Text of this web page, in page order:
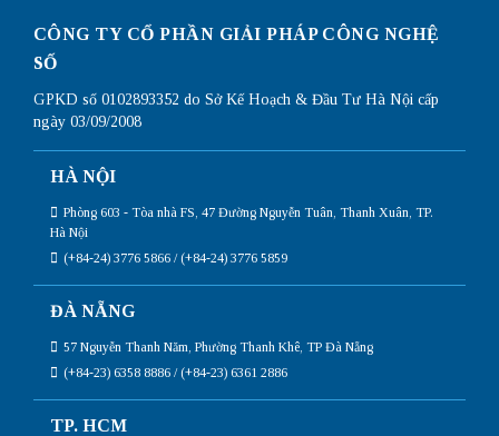
CÔNG TY CỔ PHẦN GIẢI PHÁP CÔNG NGHỆ
SỐ
GPKD số 0102893352 do Sở Kế Hoạch & Đầu Tư Hà Nội cấp
ngày 03/09/2008
HÀ NỘI
Phòng 603 - Tòa nhà FS, 47 Đường Nguyễn Tuân, Thanh Xuân, TP.
Hà Nội
(+84-24) 3776 5866 / (+84-24) 3776 5859
ĐÀ NẴNG
57 Nguyễn Thanh Năm, Phường Thanh Khê, TP Đà Nẵng
(+84-23) 6358 8886 / (+84-23) 6361 2886
TP. HCM